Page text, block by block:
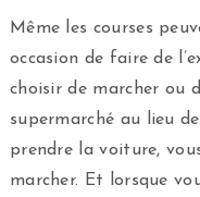
Même les courses
occasion de faire de
choisir de marcher ou
supermarché au lieu
prendre la voiture,
marcher. Et lorsque